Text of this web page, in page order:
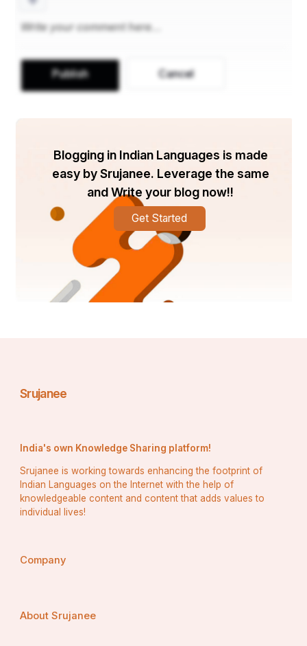
🌹🙏ଜୟ ଶ୍ରୀ ଜଗନ୍ନାଥ ସ୍ବାମୀ 🙏🌹
Publish Cancel
Blogging in Indian Languages is made
easy by Srujanee. Leverage the same
and Write your blog now!!
Get Started
Srujanee
India's own Knowledge Sharing platform!
Srujanee is working towards enhancing the footprint of
Indian Languages on the Internet with the help of
knowledgeable content and content that adds values to
individual lives!
Company
About Srujanee